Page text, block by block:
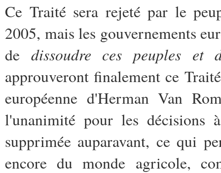
Ce Traité sera rejeté par le
2005, mais les gouvernements
de dissoudre ces peuples et
approuveront finalement ce
européenne d'Herman Van
l'unanimité pour les décisions
supprimée auparavant, ce qui
encore du monde agricole,